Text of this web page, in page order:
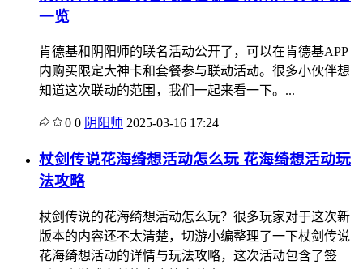
一览
肯德基和阴阳师的联名活动公开了，可以在肯德基APP
内购买限定大神卡和套餐参与联动活动。很多小伙伴想
知道这次联动的范围，我们一起来看一下。...
0 0 阴阳师 2025-03-16 17:24
杖剑传说花海绮想活动怎么玩 花海绮想活动玩
法攻略
杖剑传说的花海绮想活动怎么玩？很多玩家对于这次新
版本的内容还不太清楚，切游小编整理了一下杖剑传说
花海绮想活动的详情与玩法攻略，这次活动包含了签